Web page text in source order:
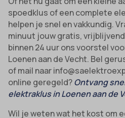
spoedklus of een complete
helpen je snel en vakkundig.
minuut jouw gratis,
binnen 24 uur ons voorstel
Loenen aan de Vecht. Bel
of mail naar
online geregeld?Ontvang
elektraklus in Loenen aan de
Wil je weten wat het kost om
cmplz_banner-status
cmplz_consent_status
cmplz_consented_services
cmplz_functional
cmplz_marketing
cmplz_preferences
cmplz_statistics
_ga_*
analytics_cookies
cookies-state
sajssdk_2015_cross_new_user
uc_user_interaction
uitgevers om gepersonaliseerde
door bezoekers over verschillende
Details
_gcl_au
_gcl_aw
_gcl_gs
intercom-device-id-*
Andere diensten
Deze categorie omvat alle cookies,
in de andere specifieke
gecategoriseerd.